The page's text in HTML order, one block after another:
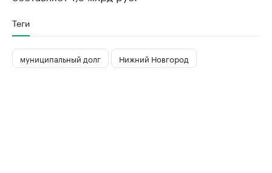
Теги
муниципальный долг Нижний Новгород